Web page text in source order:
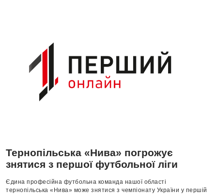
Тернопільська «Нива» погрожує
знятися з першої футбольної ліги
Єдина професійна футбольна команда нашої області
тернопільська «Нива» може знятися з чемпіонату України у першій